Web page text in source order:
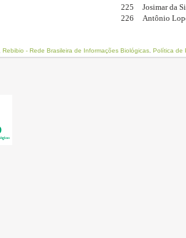
225
Josimar da
226
Antônio
Rebibio - Rede Brasileira de Informações Biológicas Política de